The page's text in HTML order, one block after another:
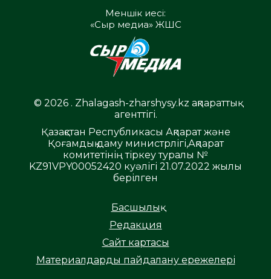
Меншік иесі:
«Сыр медиа» ЖШС
© 2026 . Zhalagash-zharshysy.kz ақпараттық
агенттігі.
Қазақстан Республикасы Ақпарат және
Қоғамдық даму министрлігі,Ақпарат
комитетінің тіркеу туралы №
KZ91VPY00052420 куәлігі 21.07.2022 жылы
берілген
Басшылық
Редакция
Сайт картасы
Материалдарды пайдалану ережелері